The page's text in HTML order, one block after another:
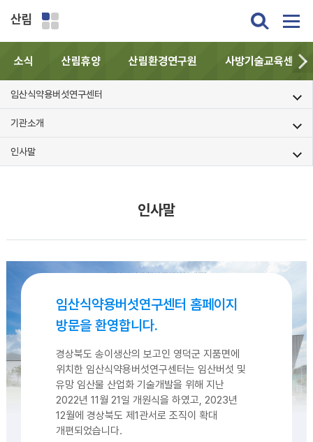
산림
소식 산림휴양 산림환경연구원 사방기술교육센터
임산식약용버섯연구센터
기관소개
인사말
인사말
임산식약용버섯연구센터 홈페이지
방문을 환영합니다.
경상북도 송이생산의 보고인 영덕군 지품면에
위치한 임산식약용버섯연구센터는 임산버섯 및
유망 임산물 산업화 기술개발을 위해 지난
2022년 11월 21일 개원식을 하였고, 2023년
12월에 경상북도 제1관서로 조직이 확대
개편되었습니다.